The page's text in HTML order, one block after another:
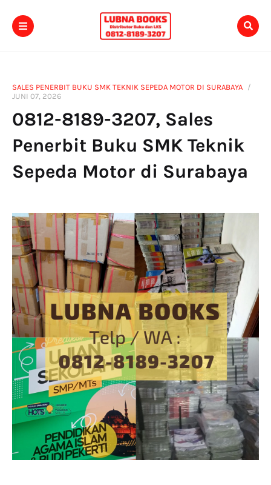
SALES PENERBIT BUKU SMK TEKNIK SEPEDA MOTOR DI SURABAYA
JUNI 07, 2026
0812-8189-3207, Sales
Penerbit Buku SMK Teknik
Sepeda Motor di Surabaya